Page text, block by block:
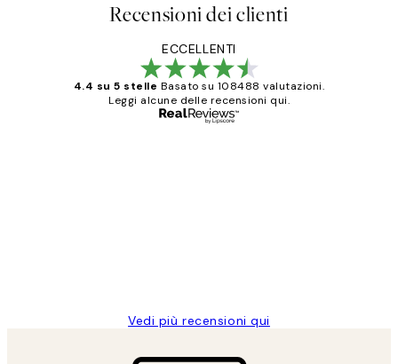
Recensioni dei clienti
ECCELLENTI
4.4 su 5 stelle Basato su 108488 valutazioni.
Leggi alcune delle recensioni qui.
Vedi più recensioni qui